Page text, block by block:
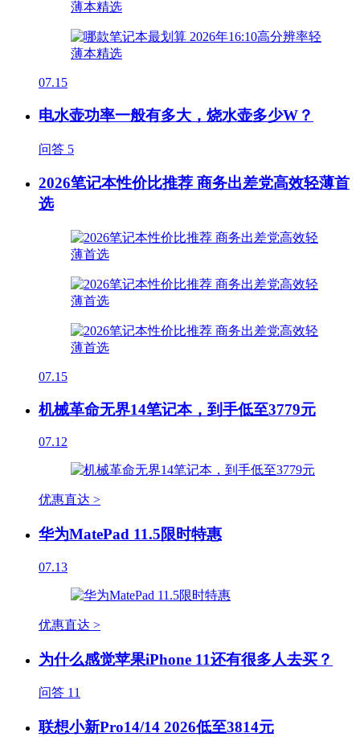
07.15
电水壶功率一般有多大，烧水壶多少W？
问答 5
2026笔记本性价比推荐 商务出差党高效轻薄首
选
07.15
机械革命无界14笔记本，到手低至3779元
07.12
优惠直达 >
华为MatePad 11.5限时特惠
07.13
优惠直达 >
为什么感觉苹果iPhone 11还有很多人去买？
问答 11
联想小新Pro14/14 2026低至3814元